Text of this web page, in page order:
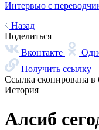
Интервью с
Назад
Поделиться
Вконтакте
Получить ссылку
Ссылка скопирована в
История
Алсиб